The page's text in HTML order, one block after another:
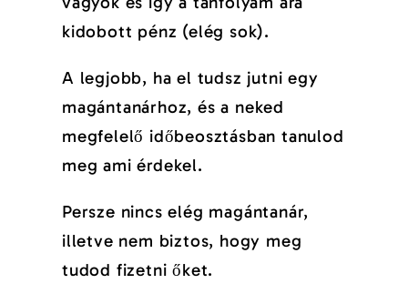
kidobott pénz (elég sok).
A legjobb, ha el tudsz jutni egy
magántanárhoz, és a neked
megfelelő időbeosztásban tanulod
meg ami érdekel.
Persze nincs elég magántanár,
illetve nem biztos, hogy meg
tudod fizetni őket.